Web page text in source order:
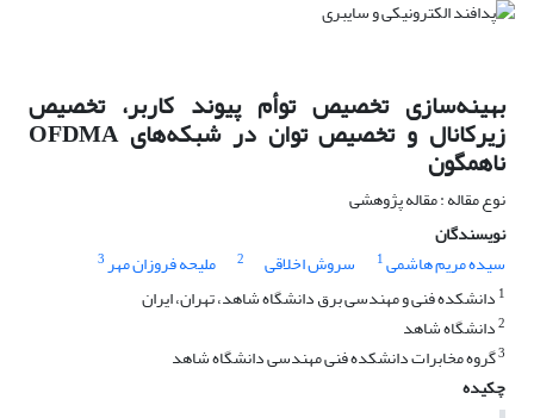
بهینه‌سازی تخصیص توأم پیوند کاربر، تخصیص
زیرکانال و تخصیص توان در شبکه‌های OFDMA
ناهمگون
نوع مقاله : مقاله پژوهشی
نویسندگان
سیده مریم هاشمی1 سروش اخلاقی 2 ملیحه فروزان مهر3
1 دانشکده فنی و مهندسی برق دانشگاه شاهد، تهران، ایران
2دانشگاه شاهد
3گروه مخابرات دانشکده فنی مهندسی دانشگاه شاهد
چکیده